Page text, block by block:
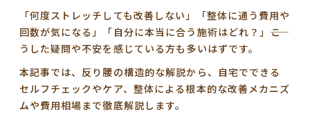
「何度ストレッチしても改善しない」「整体に通う費用や
回数が気になる」「自分に本当に合う施術はどれ？」――こ
うした疑問や不安を感じている方も多いはずです。
本記事では、反り腰の構造的な解説から、自宅でできる
セルフチェックやケア、整体による根本的な改善メカニズ
ムや費用相場まで徹底解説します。